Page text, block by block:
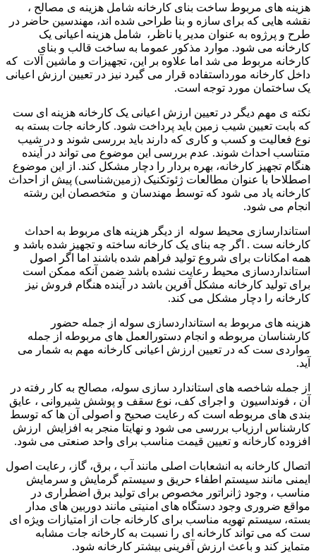
هزینه های مربوط ساخت بنای کارخانه شامل هزینه ی مصالح ،
نقشه هایی که برای سازه و بنا طراحی شده اند، مهندسین حاضر در
طرح و پرژوه به عنوان مدیر یا ناظر، شامل هزینه اعیانی یک
کارخانه می شود. موارد مذکور عموما به ساخت قالب و بنای
کارخانه مربوط می شد اما علاوه بر این، تجهیزات و ماشین آلات که
داخل کارخانه مورداستفاده قرار می گیرد نیز در تعیین ارزش اعیانی
یک ساختمان مورد توجه است.
نکته ی مهم دیگر در تعیین ارزش اعیانی یک کارخانه هزینه ای ست
که بابت تعیین شیب زمین باید پرداخت شود. کارخانه جات بسته به
نوع فعالیت و کسب و کاری که دارند باید بررسی شوند و در شیب
متناسب احداث شوند. عدم بررسی این موضوع می تواند در آینده
هنگام تجهیز کارخانه، بهره بردار را دچار مشکل کند. از این موضوع
اصطلاحا با عنوان مطالعات ژئوتکنیک (زمین‌شناسی) پیش از احداث
کارخانه یاد می شود که توسط مهندسان و متخصصان این رشته
انجام می شود.
استاندارسازی محیط سوله از دیگر هزینه های مربوط به احداث
کارخانه ست . اگر چه بنای یک کارخانه ساخته و تجهیز شده باشد و
همه امکانات برای شروع تولید فراهم شده باشند اما اگر اصول
استانداردسازی محیط رعایت نشده باشد ضمن آنکه ممکن است
برای تولید کارخانه مشکل آفرین باشد در آینده هنگام فروش نیز
کارخانه را دچار مشکل می کند.
هزینه های مربوط به استانداردسازی سوله از جمله حضور
کارشناسان مربوطه و انجام دستورالعمل های مربوطه از جمله
مواردی ست که در تعیین ارزش اعیانی کارخانه مهم به شمار می
آید.
از جمله شاخصه های استاندارد سازی سوله، مصالح به کار رفته در
آن ، فونداسیون و اجرای کف، نوع سقف و پوشش شیروانی ، عایق
بندی های مربوطه است که رعایت صحیح و اصولی آن ها که توسط
کارشناس ارزیاب بررسی می شود و نهایتا منجر به افزایش ارزش
افزوده کارخانه و تعیین قیمت مناسب برای واحد صنعتی می شود.
اتصال کارخانه به انشعابات اصلی مانند آب ، برق، گاز، رعایت اصول
ایمنی مانند سیستم اطفاء حریق و سیستم گرمایش و سرمایش
مناسب ، وجود ژانراتور مخصوص برای تولید برق اضطراری در
مواقع ضروری وجود دستگاه های امنیتی مانند دوربین های مدار
بسته، سیستم تهویه مناسب برای کارخانه جات از امتیازات ویژه ای
ست که می تواند کارخانه ای را نسبت به کارخانه جات مشابه
متمایز کند و باعث ارزش آفرینی بیشتر کارخانه شود.